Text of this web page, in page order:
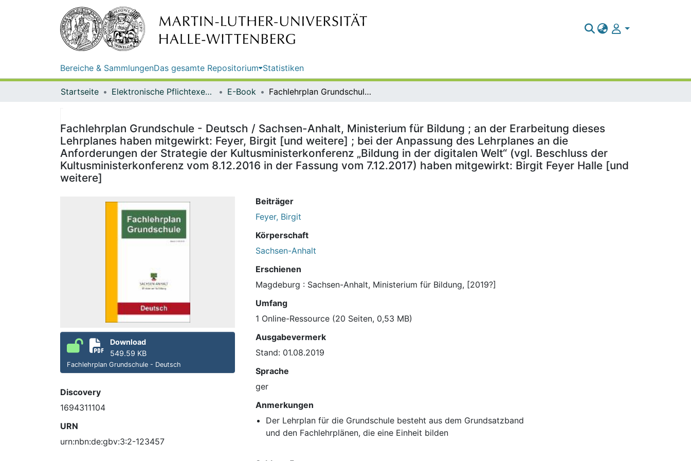
Bereiche & SammlungenDas gesamte Repositorium Statistiken
Startseite Elektronische Pflichtexemplare E-Book Fachlehrplan Grundschule - Deutsch / Sachsen-Anhalt, Ministerium für Bildung ; an der Erarbeitung dieses Lehrplanes haben mitgewirkt: Feyer, Birgit [und weitere] ; bei der Anpassung des Lehrplanes an die Anforderungen der Strategie der Kultusministerkonferenz „Bildung in der digitalen Welt“ (vgl. Beschluss der Kultusministerkonferenz vom 8.12.2016 in der Fassung vom 7.12.2017) haben mitgewirkt: Birgit Feyer Halle [und weitere]
Fachlehrplan Grundschule - Deutsch / Sachsen-Anhalt, Ministerium für Bildung ; an der Erarbeitung dieses
Lehrplanes haben mitgewirkt: Feyer, Birgit [und weitere] ; bei der Anpassung des Lehrplanes an die
Anforderungen der Strategie der Kultusministerkonferenz „Bildung in der digitalen Welt“ (vgl. Beschluss der
Kultusministerkonferenz vom 8.12.2016 in der Fassung vom 7.12.2017) haben mitgewirkt: Birgit Feyer Halle [und
weitere]
Download
549.59 KB
Fachlehrplan Grundschule - Deutsch
Discovery
1694311104
URN
urn:nbn:de:gbv:3:2-123457
Beiträger
Feyer, Birgit
Körperschaft
Sachsen-Anhalt
Erschienen
Magdeburg : Sachsen-Anhalt, Ministerium für Bildung, [2019?]
Umfang
1 Online-Ressource (20 Seiten, 0,53 MB)
Ausgabevermerk
Stand: 01.08.2019
Sprache
ger
Anmerkungen
Der Lehrplan für die Grundschule besteht aus dem Grundsatzband
und den Fachlehrplänen, die eine Einheit bilden